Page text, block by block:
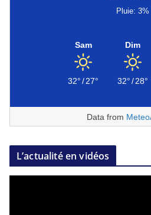
Pluie: 3%
Sam
32°/27°
Dim
32°/28°
Data from
L’actualité en vidéos